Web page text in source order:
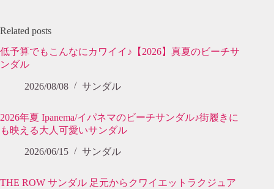
Related posts
低予算でもこんなにカワイイ♪【2026】真夏のビーチサ
ンダル
2026/08/08 サンダル
2026年夏 Ipanema/イパネマのビーチサンダル♪街履きに
も映える大人可愛いサンダル
2026/06/15 サンダル
THE ROW サンダル 足元からクワイエットラクジュア